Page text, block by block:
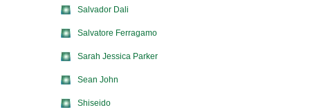
Salvador Dali
Salvatore Ferragamo
Sarah Jessica Parker
Sean John
Shiseido